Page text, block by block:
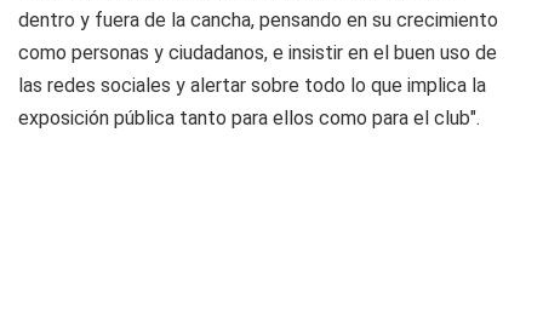
dentro y fuera de la cancha, pensando en su crecimiento
como personas y ciudadanos, e insistir en el buen uso de
las redes sociales y alertar sobre todo lo que implica la
exposición pública tanto para ellos como para el club".